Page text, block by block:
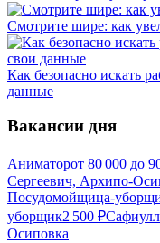
Смотрите шире: как
Как безопасно искать
данные
Вакансии дня
Аниматорот 80 000 до
Сергеевич, Архипо-
Посудомойщица-
уборщик2 500 ₽
Осиповка